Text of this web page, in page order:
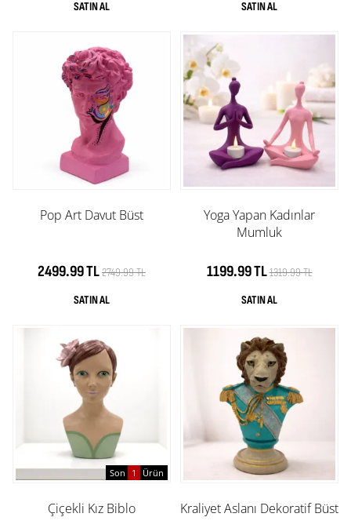
Pop Art Davut Büst
2499.99 TL2749.99 TL
Yoga Yapan Kadınlar
Mumluk
1199.99 TL1319.99 TL
Son 1 Ürün
Çiçekli Kız Biblo Kraliyet Aslanı Dekoratif Büst